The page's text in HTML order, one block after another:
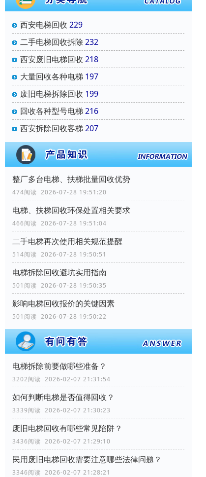
西安电梯回收 229
二手电梯回收拆除 232
西安废旧电梯回收 218
大量回收各种电梯 197
废旧电梯拆除回收 199
回收各种型号电梯 216
西安拆除回收客梯 207
整厂多台电梯、扶梯批量回收优势
474阅读 2026-07-28 19:51:20
电梯、扶梯回收环保处置相关要求
466阅读 2026-07-28 19:51:04
二手电梯再次使用相关规范提醒
514阅读 2026-07-28 19:50:51
电梯拆除回收避坑实用指南
501阅读 2026-07-28 19:50:35
影响电梯回收报价的关键因素
501阅读 2026-07-28 19:50:22
电梯拆除前要做哪些准备？
3202阅读 2026-02-07 21:31:54
如何判断电梯是否值得回收？
3339阅读 2026-02-07 21:30:23
废旧电梯回收有哪些常见陷阱？
3436阅读 2026-02-07 21:29:10
民用废旧电梯回收需要注意哪些法律问题？
3346阅读 2026-02-07 21:28:21